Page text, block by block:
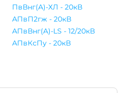
ПвВнг(A)-ХЛ - 20кВ
АПвП2гж - 20кВ
АПвВнг(A)-LS - 12/20кВ
АПвКсПу - 20кВ